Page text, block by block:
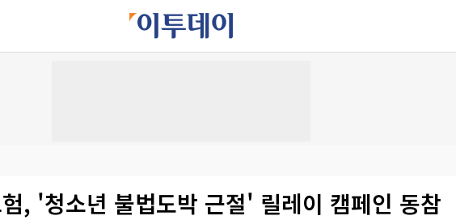
, '청소년 불법도박 근절' 릴레이 캠페인 동참